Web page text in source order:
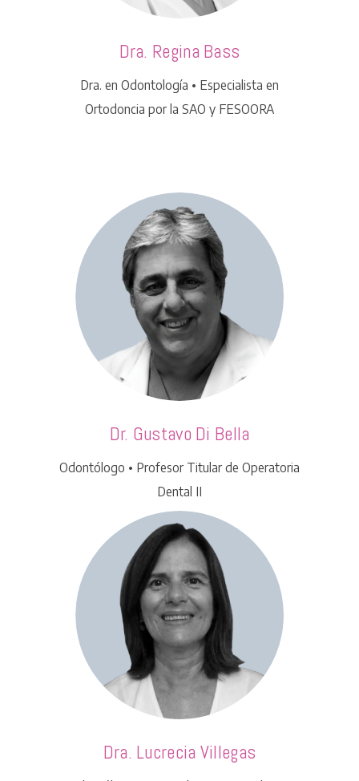
Dra. Regina Bass
Dra. en Odontología • Especialista en
Ortodoncia por la SAO y FESOORA
Dr. Gustavo Di Bella
Odontólogo • Profesor Titular de Operatoria
Dental II
Dra. Lucrecia Villegas